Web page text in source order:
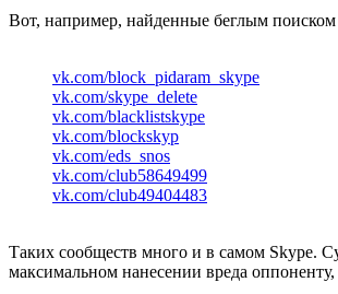
Вот, например, найденные беглым
vk.com/block_pidaram_skype
vk.com/skype_delete
vk.com/blacklistskype
vk.com/blockskyp
vk.com/eds_snos
vk.com/club58649499
vk.com/club49404483
Таких сообществ много и в самом Skype.
максимальном нанесении вреда